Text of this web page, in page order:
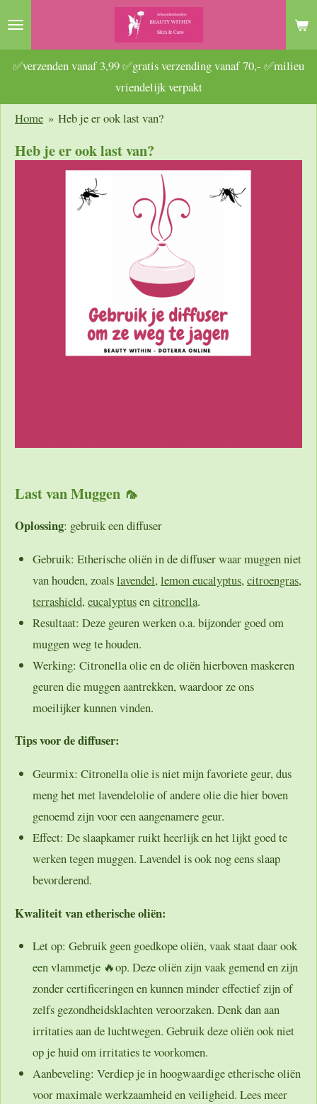
Ga
naar
hoofdinhoud
✅verzenden vanaf 3,99 ✅gratis verzending vanaf 70,- ✅milieu
vriendelijk verpakt
Home » Heb je er ook last van?
Heb je er ook last van?
Last van Muggen 🦟
Oplossing: gebruik een diffuser
Gebruik: Etherische oliën in de diffuser waar muggen niet
van houden, zoalslavendel, lemon eucalyptus, citroengras,
terrashield, eucalyptusencitronella.
Resultaat: Deze geuren werken o.a. bijzonder goed om
muggen weg te houden.
Werking: Citronella olie en de oliën hierboven maskeren
geuren die muggen aantrekken, waardoor ze ons
moeilijker kunnen vinden.
Tips voor de diffuser:
Geurmix: Citronella olie is niet mijn favoriete geur, dus
meng het met lavendelolie of andere olie die hier boven
genoemd zijn voor een aangenamere geur.
Effect: De slaapkamer ruikt heerlijk en het lijkt goed te
werken tegen muggen. Lavendel is ook nog eens slaap
bevorderend.
Kwaliteit van etherische oliën:
Let op: Gebruik geen goedkope oliën, vaak staat daar ook
een vlammetje 🔥op. Deze oliën zijn vaak gemend en zijn
zonder certificeringen en kunnen minder effectief zijn of
zelfs gezondheidsklachten veroorzaken. Denk dan aan
irritaties aan de luchtwegen. Gebruik deze oliën ook niet
op je huid om irritaties te voorkomen.
Aanbeveling: Verdiep je in hoogwaardige etherische oliën
voor maximale werkzaamheid en veiligheid. Lees meer